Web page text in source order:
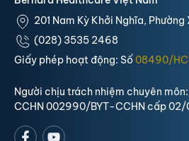
201 Nam Kỳ Khởi Nghĩa, Phường
(028) 3535 2468
Giấy phép hoạt động: Số08490/
Người chịu trách nhiệm chuyên môn:
CCHN 002990/BYT-CCHN cấp 02/